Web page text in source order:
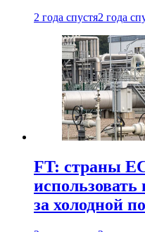
2 года спустя2 года
FT: страны
за холодной